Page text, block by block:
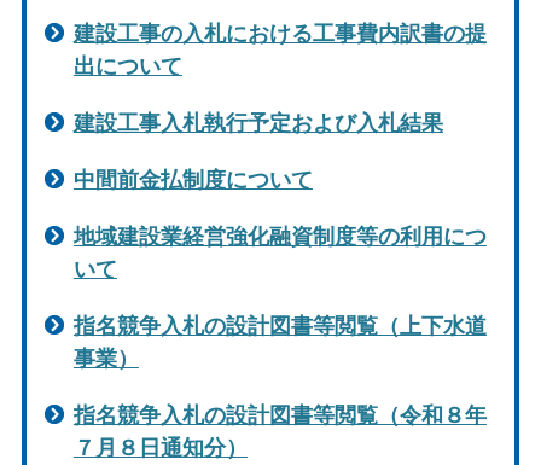
建設工事の入札における工事費内訳書の提
出について
建設工事入札執行予定および入札結果
中間前金払制度について
地域建設業経営強化融資制度等の利用につ
いて
指名競争入札の設計図書等閲覧（上下水道
事業）
指名競争入札の設計図書等閲覧（令和８年
７月８日通知分）